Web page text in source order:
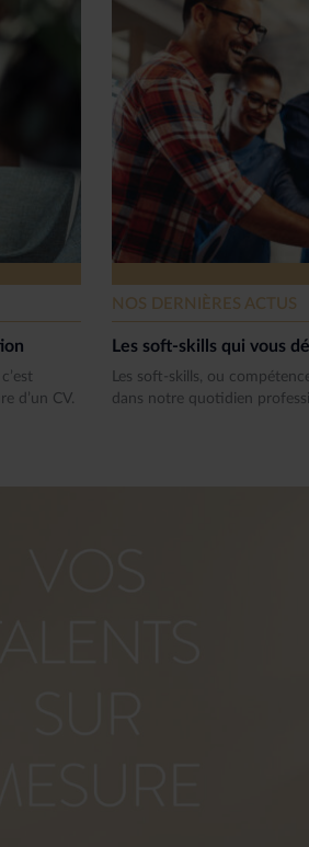
d’un CV.
NOS DERNIÈRES ACTUS
Les soft-skills qui vous
Les soft-skills, ou
dans notre quotidien